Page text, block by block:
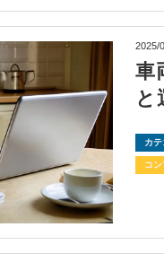
2025/
車
と
カテ
コ